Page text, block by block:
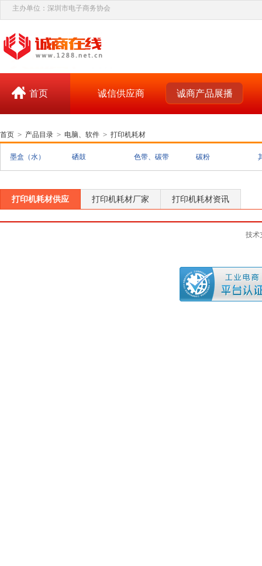
主办单位：深圳市电子商务协会
首页 诚信供应商 诚商产品展播
首页 > 产品目录 > 电脑、软件 > 打印机耗材
墨盒（水） 硒鼓 色带、碳带 碳粉
打印机耗材供应 打印机耗材厂家 打印机耗材资讯
技术